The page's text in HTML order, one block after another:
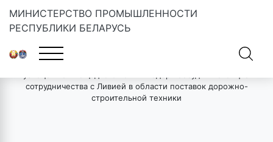
МИНИСТЕРСТВО ПРОМЫШЛЕННОСТИ
РЕСПУБЛИКИ БЕЛАРУСЬ
Главная»
сотрудничества с Ливией в области поставок дорожно-
строительной техники